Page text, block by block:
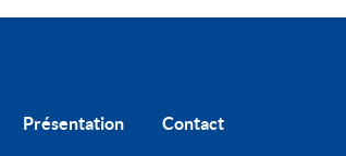
Présentation Contact